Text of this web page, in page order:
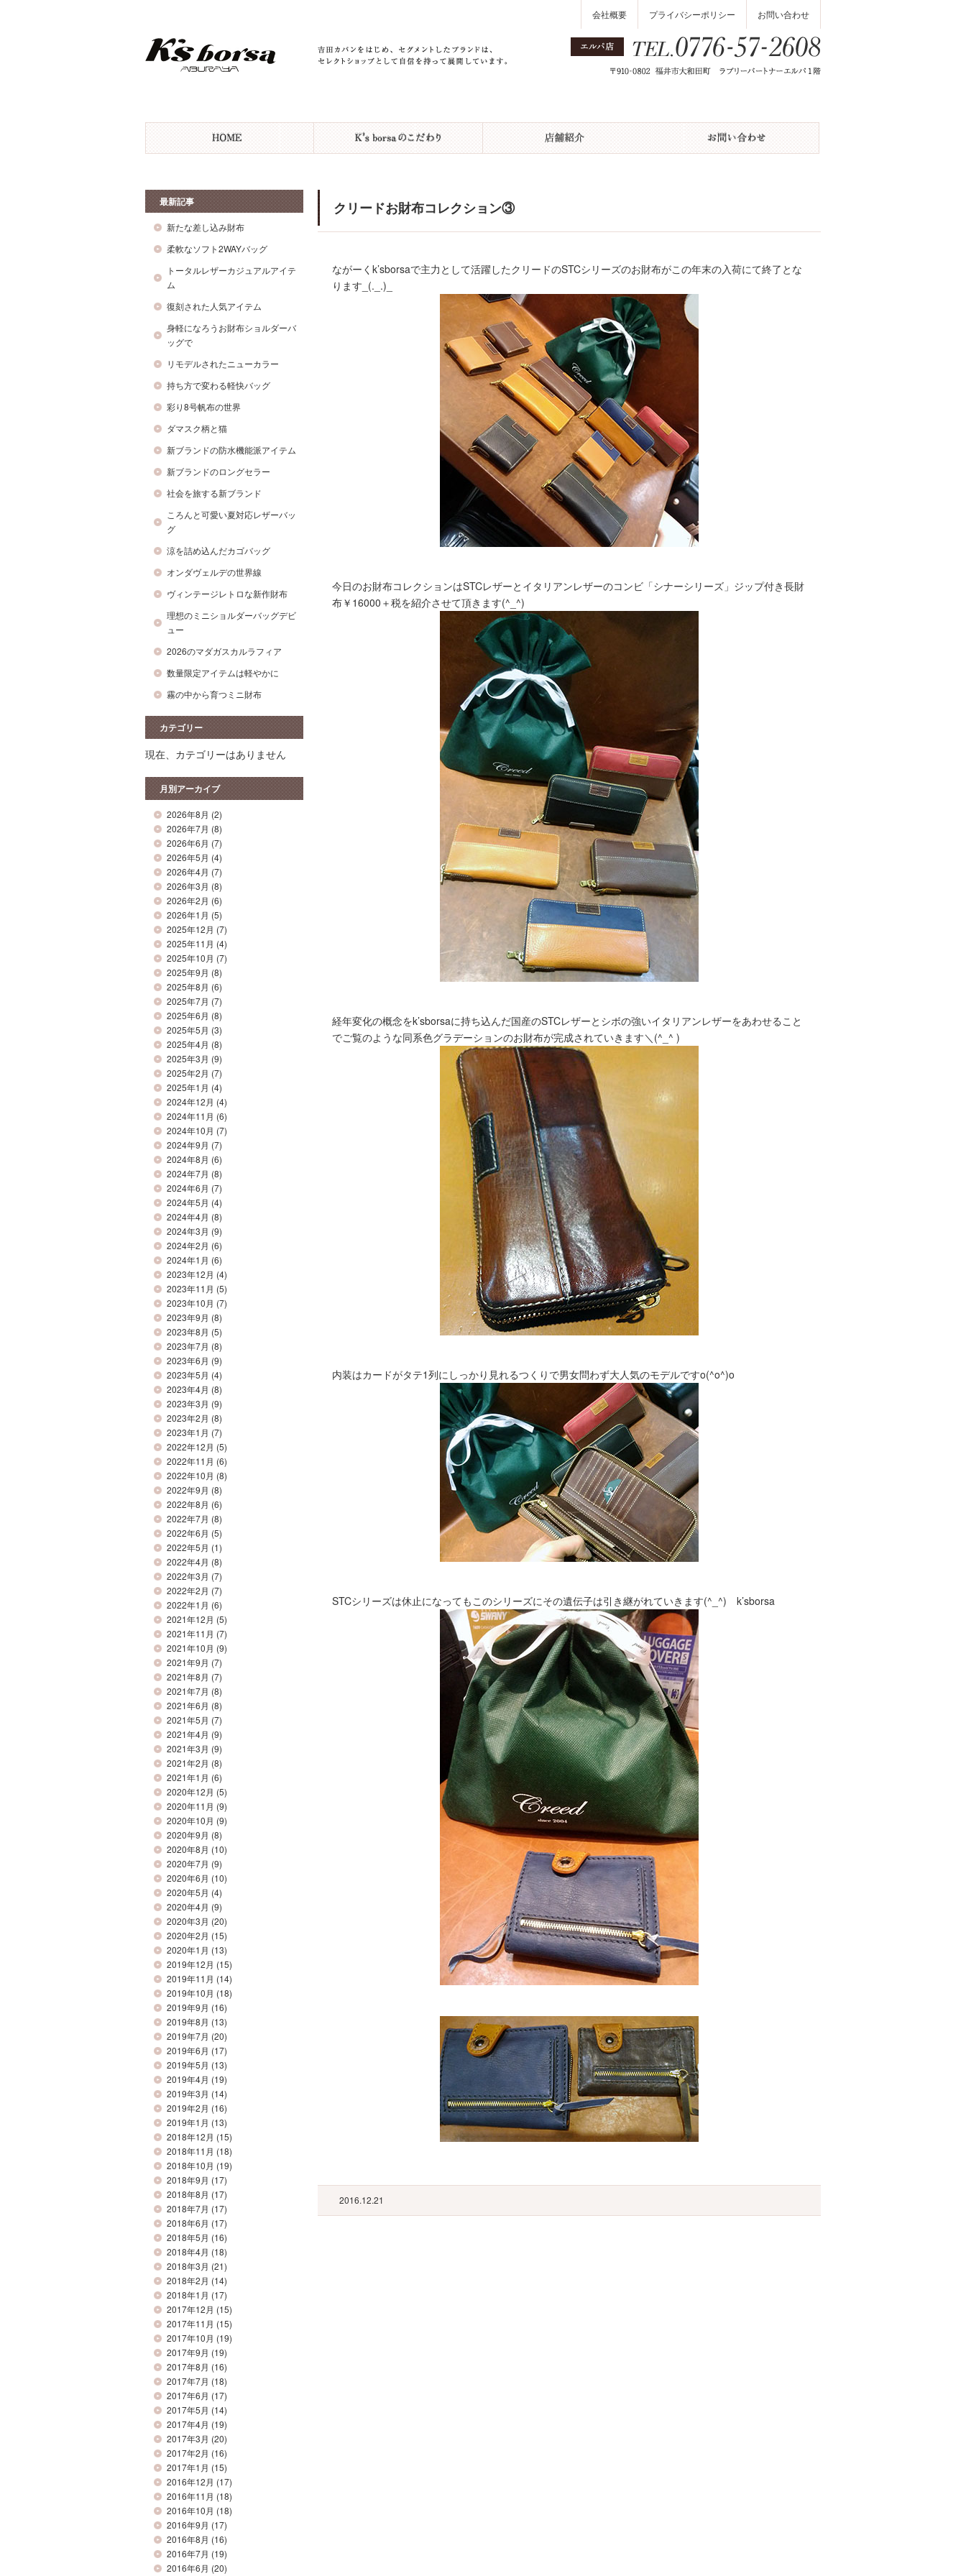
会社概要 プライバシーポリシー お問い合わせ
最新記事
新たな差し込み財布
柔軟なソフト2WAYバッグ
トータルレザーカジュアルアイテ
ム
復刻された人気アイテム
身軽になろうお財布ショルダーバ
ッグで
リモデルされたニューカラー
持ち方で変わる軽快バッグ
彩り8号帆布の世界
ダマスク柄と猫
新ブランドの防水機能派アイテム
新ブランドのロングセラー
社会を旅する新ブランド
ころんと可愛い夏対応レザーバッ
グ
涼を詰め込んだカゴバッグ
オンダヴェルデの世界線
ヴィンテージレトロな新作財布
理想のミニショルダーバッグデビ
ュー
2026のマダガスカルラフィア
数量限定アイテムは軽やかに
霧の中から育つミニ財布
カテゴリー
現在、カテゴリーはありません
月別アーカイブ
2026年8月 (2)
2026年7月 (8)
2026年6月 (7)
2026年5月 (4)
2026年4月 (7)
2026年3月 (8)
2026年2月 (6)
2026年1月 (5)
2025年12月 (7)
2025年11月 (4)
2025年10月 (7)
2025年9月 (8)
2025年8月 (6)
2025年7月 (7)
2025年6月 (8)
2025年5月 (3)
2025年4月 (8)
2025年3月 (9)
2025年2月 (7)
2025年1月 (4)
2024年12月 (4)
2024年11月 (6)
2024年10月 (7)
2024年9月 (7)
2024年8月 (6)
2024年7月 (8)
2024年6月 (7)
2024年5月 (4)
2024年4月 (8)
2024年3月 (9)
2024年2月 (6)
2024年1月 (6)
2023年12月 (4)
2023年11月 (5)
2023年10月 (7)
2023年9月 (8)
2023年8月 (5)
2023年7月 (8)
2023年6月 (9)
2023年5月 (4)
2023年4月 (8)
2023年3月 (9)
2023年2月 (8)
2023年1月 (7)
2022年12月 (5)
2022年11月 (6)
2022年10月 (8)
2022年9月 (8)
2022年8月 (6)
2022年7月 (8)
2022年6月 (5)
2022年5月 (1)
2022年4月 (8)
2022年3月 (7)
2022年2月 (7)
2022年1月 (6)
2021年12月 (5)
2021年11月 (7)
2021年10月 (9)
2021年9月 (7)
2021年8月 (7)
2021年7月 (8)
2021年6月 (8)
2021年5月 (7)
2021年4月 (9)
2021年3月 (9)
2021年2月 (8)
2021年1月 (6)
2020年12月 (5)
2020年11月 (9)
2020年10月 (9)
2020年9月 (8)
2020年8月 (10)
2020年7月 (9)
2020年6月 (10)
2020年5月 (4)
2020年4月 (9)
2020年3月 (20)
2020年2月 (15)
2020年1月 (13)
2019年12月 (15)
2019年11月 (14)
2019年10月 (18)
2019年9月 (16)
2019年8月 (13)
2019年7月 (20)
2019年6月 (17)
2019年5月 (13)
2019年4月 (19)
2019年3月 (14)
2019年2月 (16)
2019年1月 (13)
2018年12月 (15)
2018年11月 (18)
2018年10月 (19)
2018年9月 (17)
2018年8月 (17)
2018年7月 (17)
2018年6月 (17)
2018年5月 (16)
2018年4月 (18)
2018年3月 (21)
2018年2月 (14)
2018年1月 (17)
2017年12月 (15)
2017年11月 (15)
2017年10月 (19)
2017年9月 (19)
2017年8月 (16)
2017年7月 (18)
2017年6月 (17)
2017年5月 (14)
2017年4月 (19)
2017年3月 (20)
2017年2月 (16)
2017年1月 (15)
2016年12月 (17)
2016年11月 (18)
2016年10月 (18)
2016年9月 (17)
2016年8月 (16)
2016年7月 (19)
2016年6月 (20)
クリードお財布コレクション③
ながーくk’sborsaで主力として活躍したクリードのSTCシリーズのお財布がこの年末の入荷にて終了とな
ります_(._.)_
今日のお財布コレクションはSTCレザーとイタリアンレザーのコンビ「シナーシリーズ」ジップ付き長財
布￥16000＋税を紹介させて頂きます(^_^)ゞ
経年変化の概念をk’sborsaに持ち込んだ国産のSTCレザーとシボの強いイタリアンレザーをあわせること
でご覧のような同系色グラデーションのお財布が完成されていきます＼(^_^ )
内装はカードがタテ1列にしっかり見れるつくりで男女問わず大人気のモデルですo(^o^)o
STCシリーズは休止になってもこのシリーズにその遺伝子は引き継がれていきます(^_^) k’sborsa
2016.12.21